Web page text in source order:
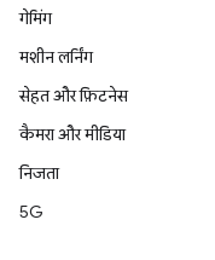
गेमिंग
मशीन लर्निंग
सेहत और फ़िटनेस
कैमरा और मीडिया
निजता
5G